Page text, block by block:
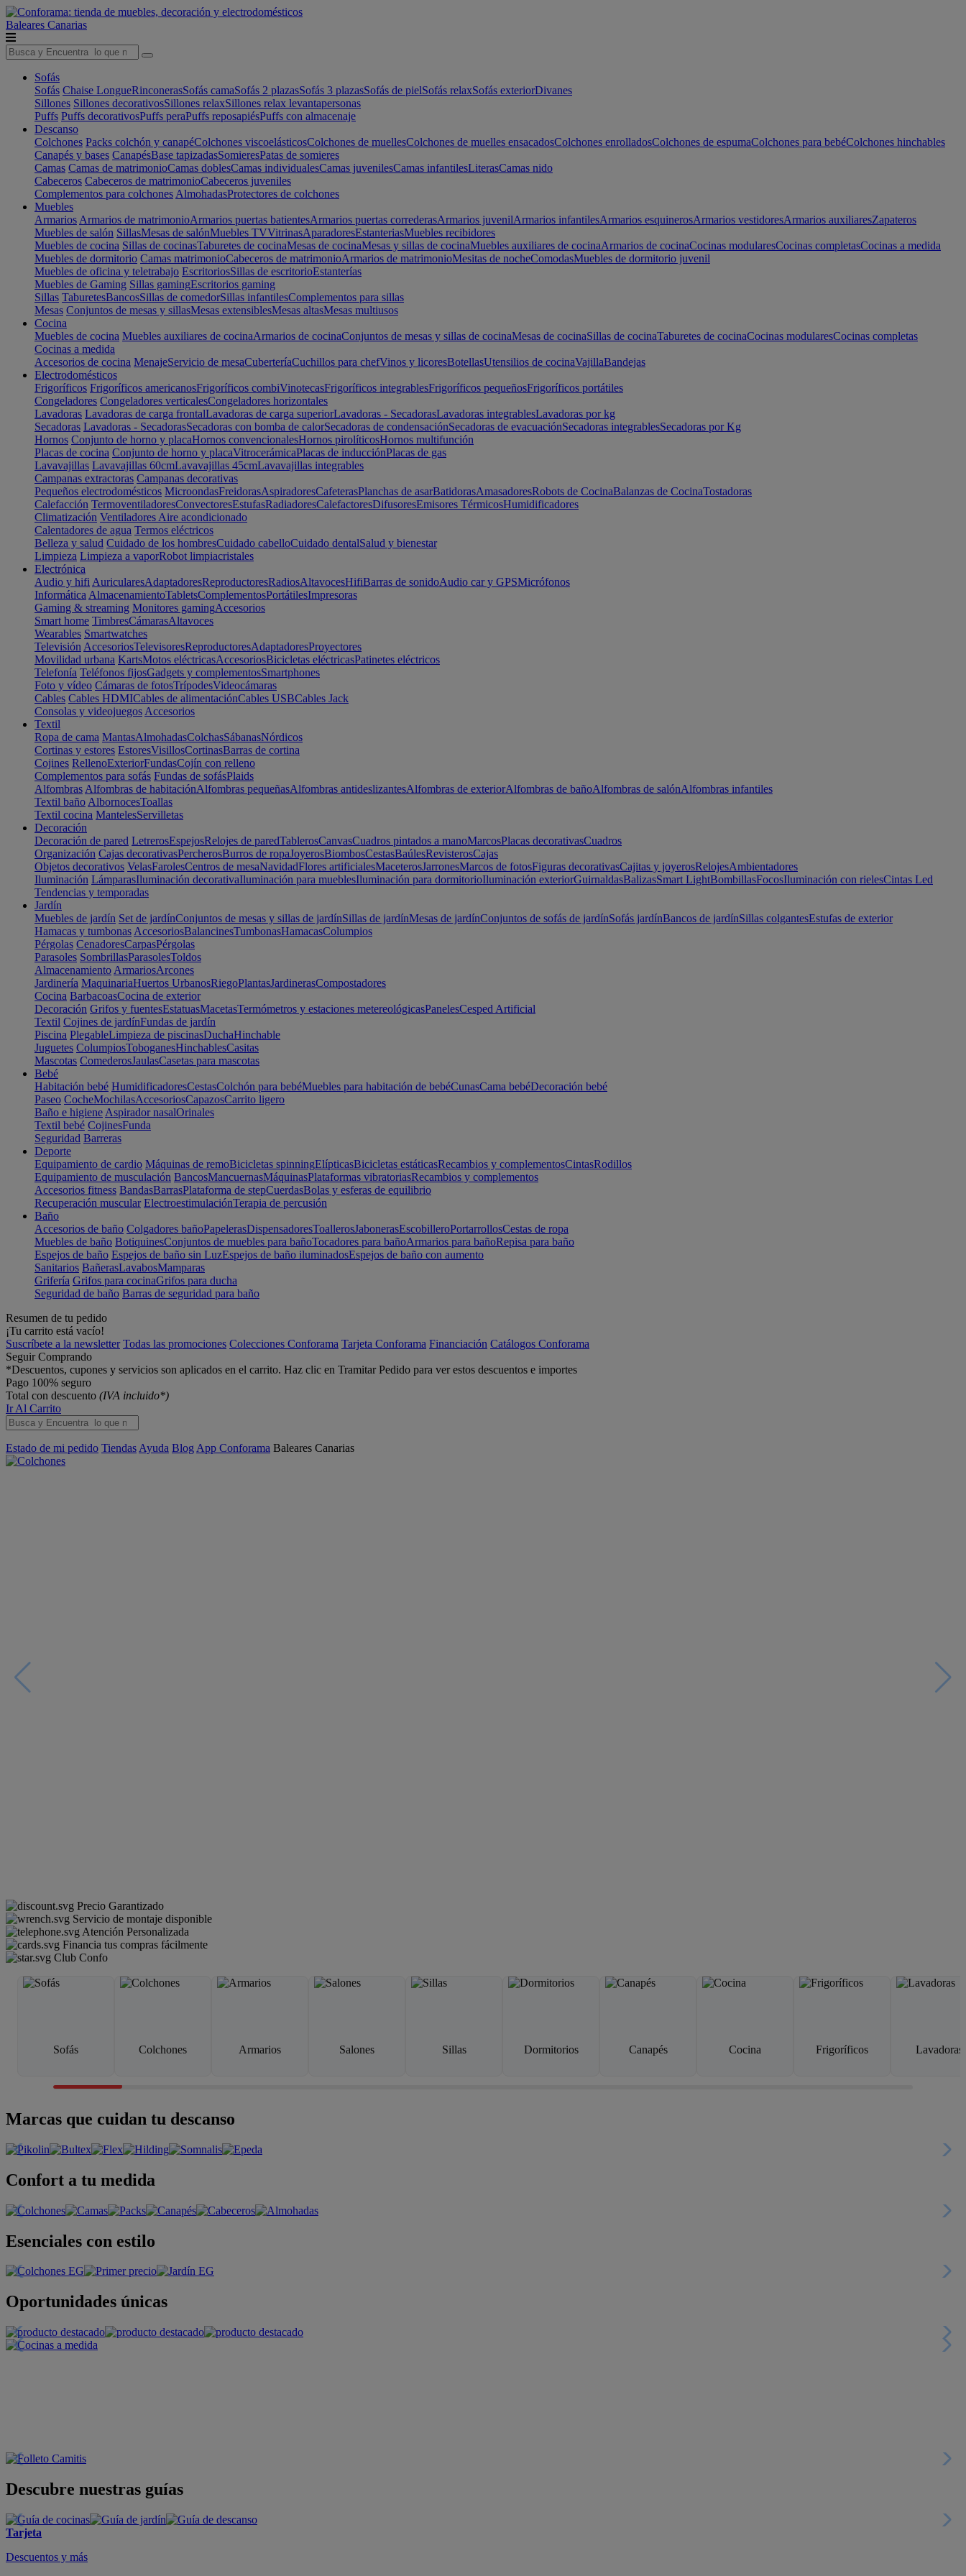
Baleares Canarias
Sofás
Sofás Chaise LongueRinconerasSofás camaSofás 2 plazasSofás 3 plazasSofás de pielSofás relaxSofás exteriorDivanes
Sillones Sillones decorativosSillones relaxSillones relax levantapersonas
Puffs Puffs decorativosPuffs peraPuffs reposapiésPuffs con almacenaje
Descanso
Colchones Packs colchón y canapéColchones viscoelásticosColchones de muellesColchones de muelles ensacadosColchones enrolladosColchones de espumaColchones para bebéColchones hinchables
Canapés y bases CanapésBase tapizadasSomieresPatas de somieres
Camas Camas de matrimonioCamas doblesCamas individualesCamas juvenilesCamas infantilesLiterasCamas nido
Cabeceros Cabeceros de matrimonioCabeceros juveniles
Complementos para colchones AlmohadasProtectores de colchones
Muebles
Armarios Armarios de matrimonioArmarios puertas batientesArmarios puertas correderasArmarios juvenilArmarios infantilesArmarios esquinerosArmarios vestidoresArmarios auxiliaresZapateros
Muebles de salón SillasMesas de salónMuebles TVVitrinasAparadoresEstanteriasMuebles recibidores
Muebles de cocina Sillas de cocinasTaburetes de cocinaMesas de cocinaMesas y sillas de cocinaMuebles auxiliares de cocinaArmarios de cocinaCocinas modularesCocinas completasCocinas a medida
Muebles de dormitorio Camas matrimonioCabeceros de matrimonioArmarios de matrimonioMesitas de nocheComodasMuebles de dormitorio juvenil
Muebles de oficina y teletrabajo EscritoriosSillas de escritorioEstanterías
Muebles de Gaming Sillas gamingEscritorios gaming
Sillas TaburetesBancosSillas de comedorSillas infantilesComplementos para sillas
Mesas Conjuntos de mesas y sillasMesas extensiblesMesas altasMesas multiusos
Cocina
Muebles de cocina Muebles auxiliares de cocinaArmarios de cocinaConjuntos de mesas y sillas de cocinaMesas de cocinaSillas de cocinaTaburetes de cocinaCocinas modularesCocinas completas
Cocinas a medida
Accesorios de cocina MenajeServicio de mesaCuberteríaCuchillos para chefVinos y licoresBotellasUtensilios de cocinaVajillaBandejas
Electrodomésticos
Frigoríficos Frigoríficos americanosFrigoríficos combiVinotecasFrigoríficos integrablesFrigoríficos pequeñosFrigoríficos portátiles
Congeladores Congeladores verticalesCongeladores horizontales
Lavadoras Lavadoras de carga frontalLavadoras de carga superiorLavadoras - SecadorasLavadoras integrablesLavadoras por kg
Secadoras Lavadoras - SecadorasSecadoras con bomba de calorSecadoras de condensaciónSecadoras de evacuaciónSecadoras integrablesSecadoras por Kg
Hornos Conjunto de horno y placaHornos convencionalesHornos pirolíticosHornos multifunción
Placas de cocina Conjunto de horno y placaVitrocerámicaPlacas de inducciónPlacas de gas
Lavavajillas Lavavajillas 60cmLavavajillas 45cmLavavajillas integrables
Campanas extractoras Campanas decorativas
Pequeños electrodomésticos MicroondasFreidorasAspiradoresCafeterasPlanchas de asarBatidorasAmasadoresRobots de CocinaBalanzas de CocinaTostadoras
Calefacción TermoventiladoresConvectoresEstufasRadiadoresCalefactoresDifusoresEmisores TérmicosHumidificadores
Climatización Ventiladores Aire acondicionado
Calentadores de agua Termos eléctricos
Belleza y salud Cuidado de los hombresCuidado cabelloCuidado dentalSalud y bienestar
Limpieza Limpieza a vaporRobot limpiacristales
Electrónica
Audio y hifi AuricularesAdaptadoresReproductoresRadiosAltavocesHifiBarras de sonidoAudio car y GPSMicrófonos
Informática AlmacenamientoTabletsComplementosPortátilesImpresoras
Gaming & streaming Monitores gamingAccesorios
Smart home TimbresCámarasAltavoces
Wearables Smartwatches
Televisión AccesoriosTelevisoresReproductoresAdaptadoresProyectores
Movilidad urbana KartsMotos eléctricasAccesoriosBicicletas eléctricasPatinetes eléctricos
Telefonía Teléfonos fijosGadgets y complementosSmartphones
Foto y vídeo Cámaras de fotosTrípodesVideocámaras
Cables Cables HDMICables de alimentaciónCables USBCables Jack
Consolas y videojuegos Accesorios
Textil
Ropa de cama MantasAlmohadasColchasSábanasNórdicos
Cortinas y estores EstoresVisillosCortinasBarras de cortina
Cojines RellenoExteriorFundasCojín con relleno
Complementos para sofás Fundas de sofásPlaids
Alfombras Alfombras de habitaciónAlfombras pequeñasAlfombras antideslizantesAlfombras de exteriorAlfombras de bañoAlfombras de salónAlfombras infantiles
Textil baño AlbornocesToallas
Textil cocina MantelesServilletas
Decoración
Decoración de pared LetrerosEspejosRelojes de paredTablerosCanvasCuadros pintados a manoMarcosPlacas decorativasCuadros
Organización Cajas decorativasPercherosBurros de ropaJoyerosBiombosCestasBaúlesRevisterosCajas
Objetos decorativos VelasFarolesCentros de mesaNavidadFlores artificialesMaceterosJarronesMarcos de fotosFiguras decorativasCajitas y joyerosRelojesAmbientadores
Iluminación LámparasIluminación decorativaIluminación para mueblesIluminación para dormitorioIluminación exteriorGuirnaldasBalizasSmart LightBombillasFocosIluminación con rielesCintas Led
Tendencias y temporadas
Jardín
Muebles de jardín Set de jardínConjuntos de mesas y sillas de jardínSillas de jardínMesas de jardínConjuntos de sofás de jardínSofás jardínBancos de jardínSillas colgantesEstufas de exterior
Hamacas y tumbonas AccesoriosBalancinesTumbonasHamacasColumpios
Pérgolas CenadoresCarpasPérgolas
Parasoles SombrillasParasolesToldos
Almacenamiento ArmariosArcones
Jardinería MaquinariaHuertos UrbanosRiegoPlantasJardinerasCompostadores
Cocina BarbacoasCocina de exterior
Decoración Grifos y fuentesEstatuasMacetasTermómetros y estaciones metereológicasPanelesCesped Artificial
Textil Cojines de jardínFundas de jardín
Piscina PlegableLimpieza de piscinasDuchaHinchable
Juguetes ColumpiosToboganesHinchablesCasitas
Mascotas ComederosJaulasCasetas para mascotas
Bebé
Habitación bebé HumidificadoresCestasColchón para bebéMuebles para habitación de bebéCunasCama bebéDecoración bebé
Paseo CocheMochilasAccesoriosCapazosCarrito ligero
Baño e higiene Aspirador nasalOrinales
Textil bebé CojinesFunda
Seguridad Barreras
Deporte
Equipamiento de cardio Máquinas de remoBicicletas spinningElípticasBicicletas estáticasRecambios y complementosCintasRodillos
Equipamiento de musculación BancosMancuernasMáquinasPlataformas vibratoriasRecambios y complementos
Accesorios fitness BandasBarrasPlataforma de stepCuerdasBolas y esferas de equilibrio
Recuperación muscular ElectroestimulaciónTerapia de percusión
Baño
Accesorios de baño Colgadores bañoPapelerasDispensadoresToallerosJabonerasEscobilleroPortarrollosCestas de ropa
Muebles de baño BotiquinesConjuntos de muebles para bañoTocadores para bañoArmarios para bañoRepisa para baño
Espejos de baño Espejos de baño sin LuzEspejos de baño iluminadosEspejos de baño con aumento
Sanitarios BañerasLavabosMamparas
Grifería Grifos para cocinaGrifos para ducha
Seguridad de baño Barras de seguridad para baño
Resumen de tu pedido
¡Tu carrito está vacío!
Suscríbete a la newsletter Todas las promociones Colecciones Conforama Tarjeta Conforama Financiación Catálogos Conforama
Seguir Comprando
*Descuentos, cupones y servicios son aplicados en el carrito. Haz clic en Tramitar Pedido para ver estos descuentos e importes
Pago 100% seguro
Total con descuento (IVA incluido*)
Ir Al Carrito
Estado de mi pedido Tiendas Ayuda Blog App Conforama Baleares Canarias
Precio Garantizado
Servicio de montaje disponible
Atención Personalizada
Financia tus compras fácilmente
Club Confo
Sofás Colchones Armarios Salones Sillas Dormitorios Canapés Cocina Frigoríficos Lavadoras
Marcas que cuidan tu descanso
Confort a tu medida
Esenciales con estilo
Oportunidades únicas
Descubre nuestras guías
Tarjeta
Descuentos y más